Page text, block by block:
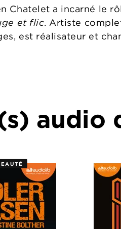
Chatelet a incarné le
et flic. Artiste
est réalisateur et
audio